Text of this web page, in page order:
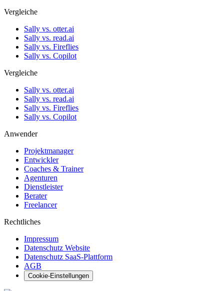
Vergleiche
Sally vs. otter.ai
Sally vs. read.ai
Sally vs. Fireflies
Sally vs. Copilot
Vergleiche
Sally vs. otter.ai
Sally vs. read.ai
Sally vs. Fireflies
Sally vs. Copilot
Anwender
Projektmanager
Entwickler
Coaches & Trainer
Agenturen
Dienstleister
Berater
Freelancer
Rechtliches
Impressum
Datenschutz Website
Datenschutz SaaS-Plattform
AGB
Cookie-Einstellungen